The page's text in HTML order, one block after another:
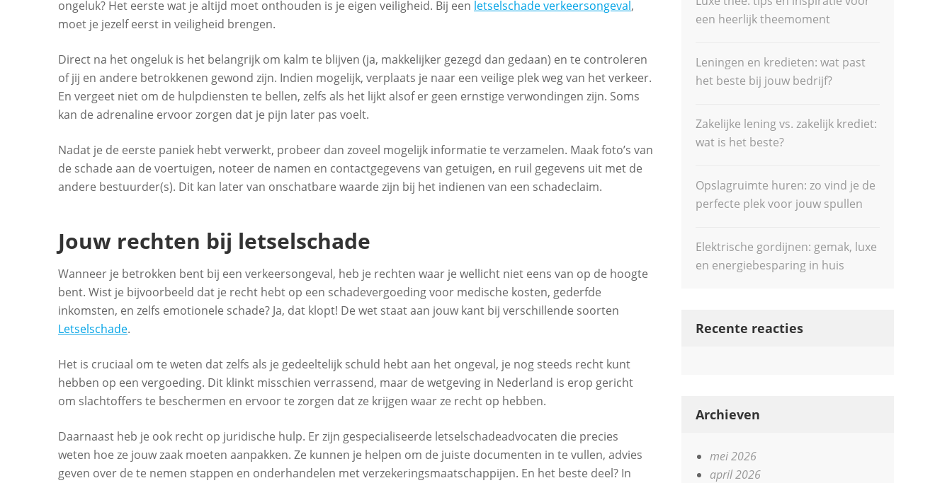
ongeluk? Het eerste wat je altijd moet onthouden is je eigen veiligheid. Bij een letselschade verkeersongeval,
moet je jezelf eerst in veiligheid brengen.
Direct na het ongeluk is het belangrijk om kalm te blijven (ja, makkelijker gezegd dan gedaan) en te controleren
of jij en andere betrokkenen gewond zijn. Indien mogelijk, verplaats je naar een veilige plek weg van het verkeer.
En vergeet niet om de hulpdiensten te bellen, zelfs als het lijkt alsof er geen ernstige verwondingen zijn. Soms
kan de adrenaline ervoor zorgen dat je pijn later pas voelt.
Nadat je de eerste paniek hebt verwerkt, probeer dan zoveel mogelijk informatie te verzamelen. Maak foto’s van
de schade aan de voertuigen, noteer de namen en contactgegevens van getuigen, en ruil gegevens uit met de
andere bestuurder(s). Dit kan later van onschatbare waarde zijn bij het indienen van een schadeclaim.
Jouw rechten bij letselschade
Wanneer je betrokken bent bij een verkeersongeval, heb je rechten waar je wellicht niet eens van op de hoogte
bent. Wist je bijvoorbeeld dat je recht hebt op een schadevergoeding voor medische kosten, gederfde
inkomsten, en zelfs emotionele schade? Ja, dat klopt! De wet staat aan jouw kant bij verschillende soorten
Letselschade.
Het is cruciaal om te weten dat zelfs als je gedeeltelijk schuld hebt aan het ongeval, je nog steeds recht kunt
hebben op een vergoeding. Dit klinkt misschien verrassend, maar de wetgeving in Nederland is erop gericht
om slachtoffers te beschermen en ervoor te zorgen dat ze krijgen waar ze recht op hebben.
Daarnaast heb je ook recht op juridische hulp. Er zijn gespecialiseerde letselschadeadvocaten die precies
weten hoe ze jouw zaak moeten aanpakken. Ze kunnen je helpen om de juiste documenten in te vullen, advies
geven over de te nemen stappen en onderhandelen met verzekeringsmaatschappijen. En het beste deel? In
een heerlijk theemoment
Leningen en kredieten: wat past
het beste bij jouw bedrijf?
Zakelijke lening vs. zakelijk krediet:
wat is het beste?
Opslagruimte huren: zo vind je de
perfecte plek voor jouw spullen
Elektrische gordijnen: gemak, luxe
en energiebesparing in huis
Recente reacties
Archieven
mei 2026
april 2026